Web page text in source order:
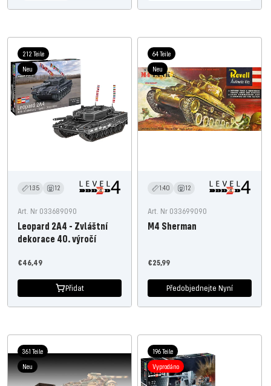
212 Teile
Neu
1:35 12
Art. Nr 033689090
Leopard 2A4 - Zvláštní
dekorace 40. výročí
Nabídněte
€46,49
Přidat
64 Teile
Neu
1:40 12
Art. Nr 033699090
M4 Sherman
Nabídněte
€25,99
Předobjednejte Nyní
361 Teile
Neu
196 Teile
Vyprodáno